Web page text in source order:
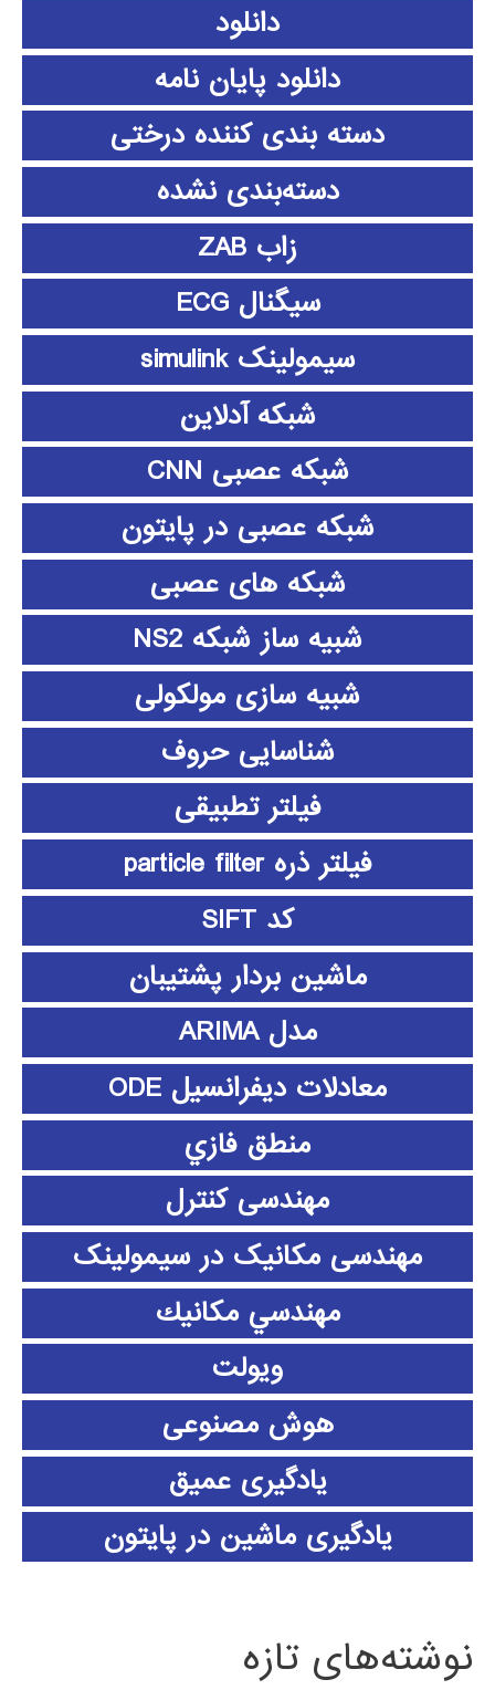
دانلود
دانلود پايان نامه
دسته بندی کننده درختی
دسته‌بندی نشده
زاب ZAB
سیگنال ECG
سیمولینک simulink
شبکه آدلاین
شبکه عصبی CNN
شبکه عصبی در پایتون
شبکه های عصبی
شبیه ساز شبکه NS2
شبیه سازی مولکولی
شناسایی حروف
فیلتر تطبیقی
فیلتر ذره particle filter
کد SIFT
ماشین بردار پشتیبان
مدل ARIMA
معادلات دیفرانسیل ODE
منطق فازي
مهندسی کنترل
مهندسی مکانیک در سیمولینک
مهندسي مكانيك
ویولت
هوش مصنوعی
یادگیری عمیق
یادگیری ماشین در پایتون
نوشته‌های تازه